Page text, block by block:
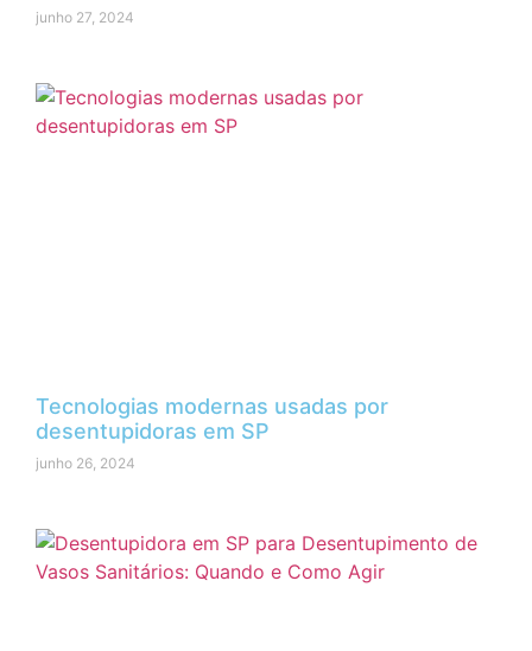
junho 27, 2024
Tecnologias modernas usadas por
desentupidoras em SP
junho 26, 2024